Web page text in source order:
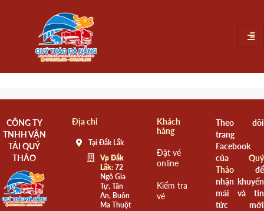
CÔNG TY
TNHH VẬN
TẢI QUÝ
THẢO
Địa chỉ
Tại Đắk Lắk
Vp Đắk
Lắk:72
Ngô Gia
Tự, Tân
An, Buôn
Ma Thuột
Khách
hàng
Đặt vé
online
Kiểm tra
vé
Theo dõi
trang
Facebook
của Quý
Thảođể
nhận khuyến
mãi và tin
tức mới